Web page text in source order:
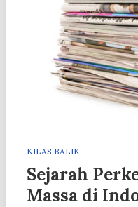
KILAS BALIK
Sejarah
Massa di